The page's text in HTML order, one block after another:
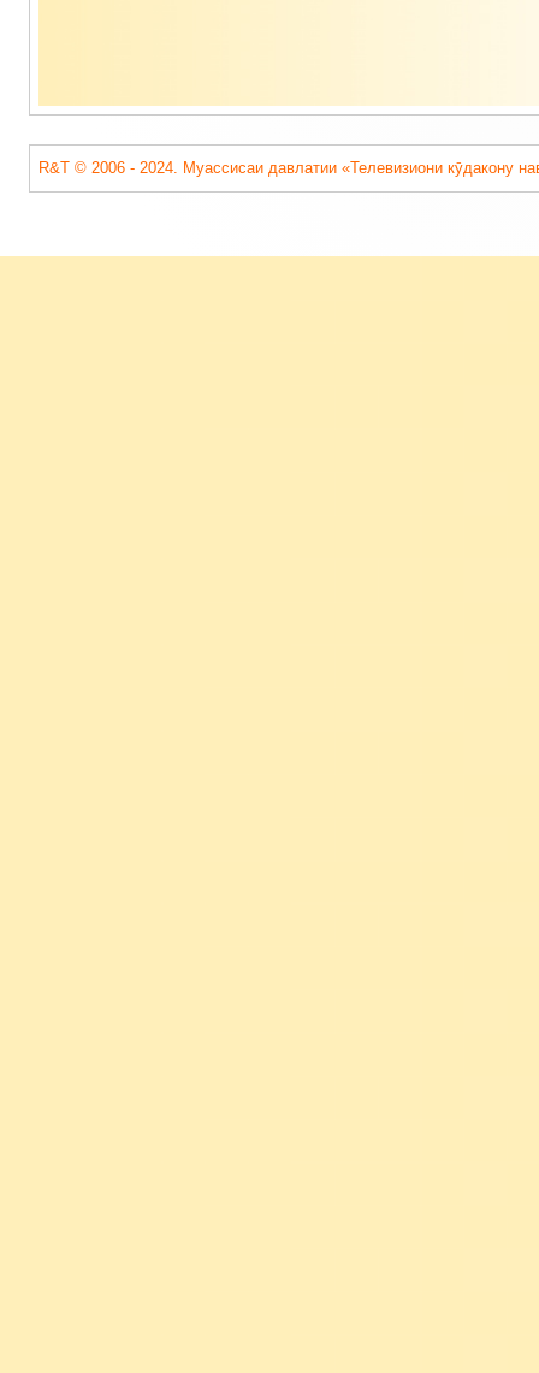
R&T © 2006 - 2024. Муассисаи давлатии «Телевизиони кӯдакону